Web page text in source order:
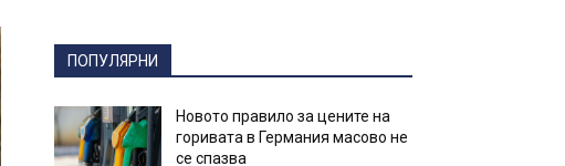
ПОПУЛЯРНИ
Новото правило за цените на
горивата в Германия масово не
се спазва